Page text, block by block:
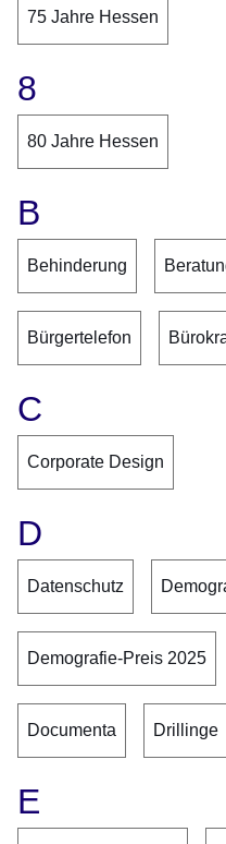
75 Jahre Hessen
8
80 Jahre Hessen
B
Behinderung
Bürgertelefon
C
Corporate Design
D
Datenschutz
Demografie-Preis 2025
Documenta Drillinge
E